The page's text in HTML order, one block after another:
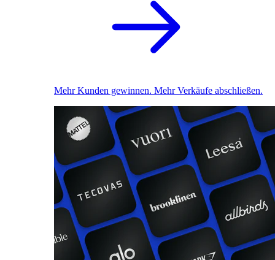
Mehr Kunden gewinnen. Mehr Verkäufe abschließen.